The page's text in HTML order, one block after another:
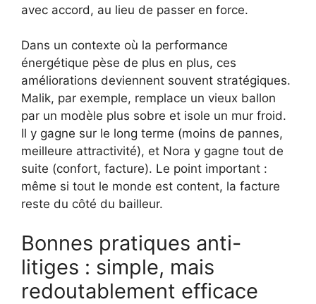
avec accord, au lieu de passer en force.
Dans un contexte où la performance
énergétique pèse de plus en plus, ces
améliorations deviennent souvent stratégiques.
Malik, par exemple, remplace un vieux ballon
par un modèle plus sobre et isole un mur froid.
Il y gagne sur le long terme (moins de pannes,
meilleure attractivité), et Nora y gagne tout de
suite (confort, facture). Le point important :
même si tout le monde est content, la facture
reste du côté du bailleur.
Bonnes pratiques anti-
litiges : simple, mais
redoutablement efficace